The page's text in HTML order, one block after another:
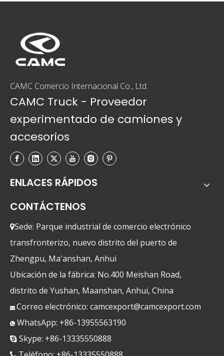
CAMC Comercio Internacional Co., Ltd.
CAMC Truck - Proveedor
experimentado de camiones y
accesorios
ENLACES RÁPIDOS
CONTÁCTENOS
Sede: Parque industrial de comercio electrónico
transfronterizo, nuevo distrito del puerto de
Zhengpu, Ma'anshan, Anhui
Ubicación de la fábrica: No.400 Meishan Road,
distrito de Yushan, Maanshan, Anhui, China
 Correo electrónico: camcexport@camcexport.com
 WhatsApp: +86-13955563190
 Skype: +86-13335550888
